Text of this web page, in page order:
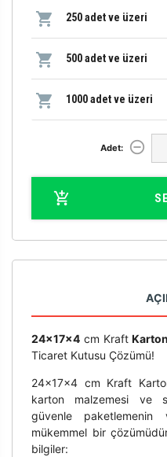
250 adet ve üzeri
500 adet ve üzeri
1000 adet ve üzeri
Adet:
24x17x4cm Kraft
Ticaret Kutusu Çözümü!
24x17x4 cm Kraft
karton malzemesi ve
güvenle paketlemenin
mükemmel bir
bilgiler: